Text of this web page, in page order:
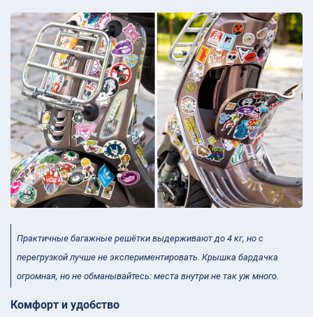
Практичные багажные решётки выдерживают до 4 кг, но с
перегрузкой лучше не экспериментировать. Крышка бардачка
огромная, но не обманывайтесь: места внутри не так уж много.
Комфорт и удобство